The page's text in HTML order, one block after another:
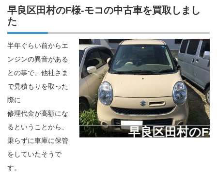
早良区田村のF様-モコの中古車を買取しまし
た
早良区田村のF
半年ぐらい前からエ
ンジンの異音がある
との事で、他社さま
で見積もりを取った
際に
修理代金が高額にな
るということから、
乗らずに車庫に保管
をしていたそうで
す。